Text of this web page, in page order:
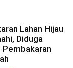
Lahan Hijau
Diduga
Pembakaran